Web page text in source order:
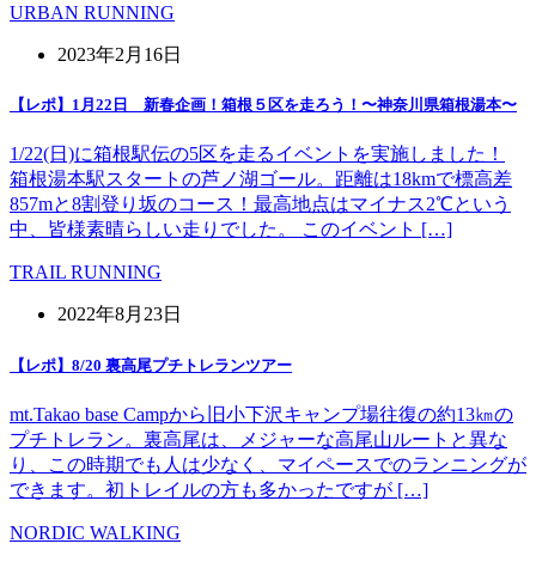
URBAN RUNNING
2023年2月16日
【レポ】1月22日 新春企画！箱根５区を走ろう！〜神奈川県箱根湯本〜
1/22(日)に箱根駅伝の5区を走るイベントを実施しました！
箱根湯本駅スタートの芦ノ湖ゴール。距離は18kmで標高差
857mと8割登り坂のコース！最高地点はマイナス2℃という
中、皆様素晴らしい走りでした。 このイベント […]
TRAIL RUNNING
2022年8月23日
【レポ】8/20 裏高尾プチトレランツアー
mt.Takao base Campから旧小下沢キャンプ場往復の約13㎞の
プチトレラン。裏高尾は、メジャーな高尾山ルートと異な
り、この時期でも人は少なく、マイペースでのランニングが
できます。初トレイルの方も多かったですが […]
NORDIC WALKING